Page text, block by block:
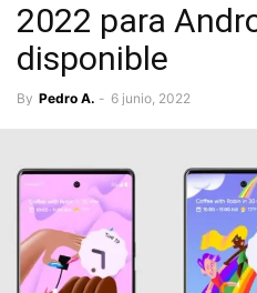
2022 para
disponible
By Pedro A. - 6 junio, 2022